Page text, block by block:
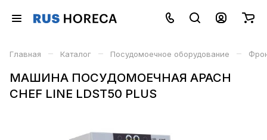
Главная – Каталог – Посудомоечное оборудование –
МАШИНА ПОСУДОМОЕЧНАЯ APACH
CHEF LINE LDST50 PLUS